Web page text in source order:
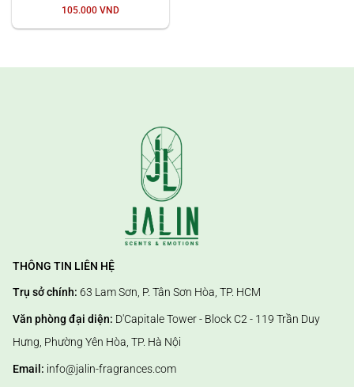
105.000 VND
THÔNG TIN LIÊN HỆ
Trụ sở chính: 63 Lam Sơn, P. Tân Sơn Hòa, TP. HCM
Văn phòng đại diện: D'Capitale Tower - Block C2 - 119 Trần Duy
Hưng, Phường Yên Hòa, TP. Hà Nội
Email: info@jalin-fragrances.com